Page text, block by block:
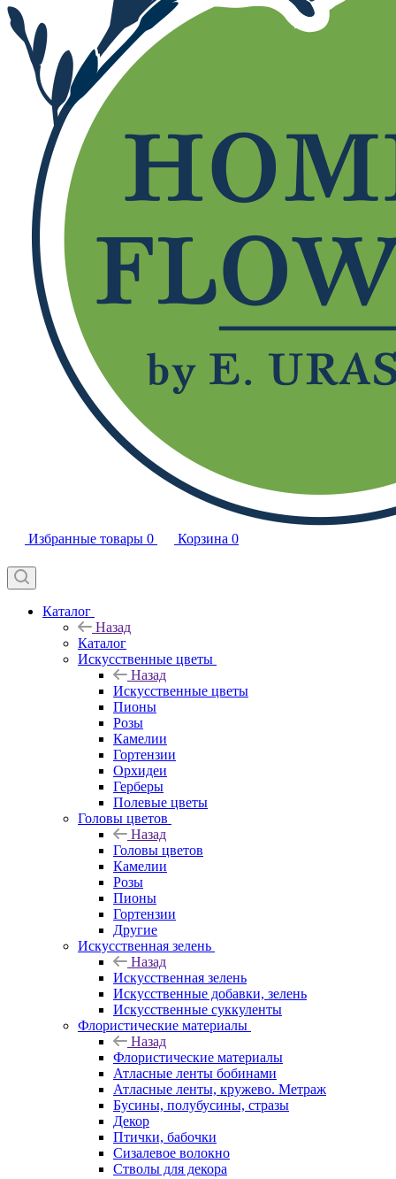
Избранные товары 0 Корзина 0
Каталог
Назад
Каталог
Искусственные цветы
Назад
Искусственные цветы
Пионы
Розы
Камелии
Гортензии
Орхидеи
Герберы
Полевые цветы
Головы цветов
Назад
Головы цветов
Камелии
Розы
Пионы
Гортензии
Другие
Искусственная зелень
Назад
Искусственная зелень
Искусственные добавки, зелень
Искусственные суккуленты
Флористические материалы
Назад
Флористические материалы
Атласные ленты бобинами
Атласные ленты, кружево. Метраж
Бусины, полубусины, стразы
Декор
Птички, бабочки
Сизалевое волокно
Стволы для декора